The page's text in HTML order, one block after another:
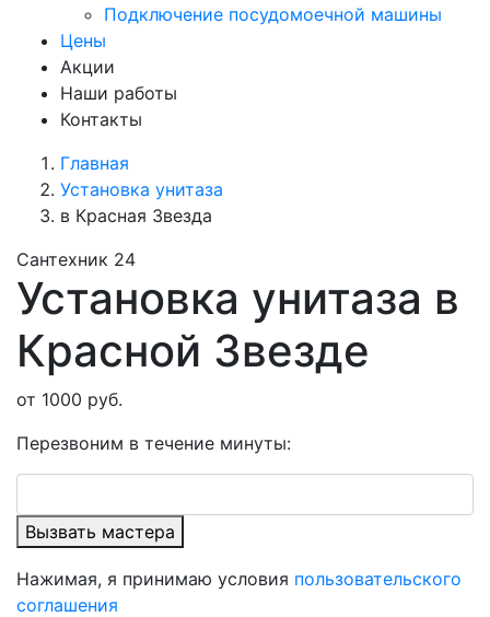
Подключение посудомоечной машины
Цены
Акции
Наши работы
Контакты
Главная
Установка унитаза
в Красная Звезда
Сантехник 24
Установка унитаза в
Красной Звезде
от 1000 руб.
Перезвоним в течение минуты:
Вызвать мастера
Нажимая, я принимаю условия пользовательского
соглашения